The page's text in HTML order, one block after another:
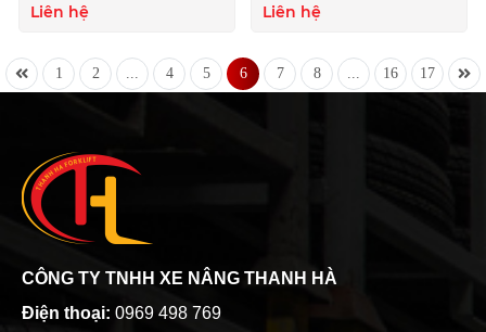
Liên hệ
Liên hệ
1 2 4 5 6 7 8 16 17
CÔNG TY TNHH XE NÂNG THANH HÀ
Điện thoại: 0969 498 769